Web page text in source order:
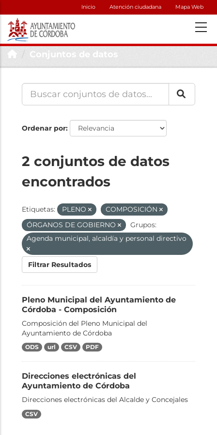
Inicio Atención ciudadana Mapa Web
Conjuntos de datos
Ordenar por
2 conjuntos de datos
encontrados
Etiquetas: PLENO
COMPOSICIÓN
ÓRGANOS DE GOBIERNO
Grupos:
Agenda municipal, alcaldía y personal directivo
Filtrar Resultados
Pleno Municipal del Ayuntamiento de
Córdoba - Composición
Composición del Pleno Municipal del
Ayuntamiento de Córdoba
ODS url CSV PDF
Direcciones electrónicas del
Ayuntamiento de Córdoba
Direcciones electrónicas del Alcalde y Concejales
CSV